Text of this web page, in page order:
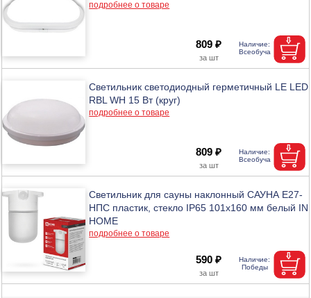
подробнее о товаре
809 ₽
Светильник светодиодный герметичный LE LED
RBL WH 15 Вт (круг)
подробнее о товаре
809 ₽
Светильник для сауны наклонный САУНА E27-
НПС пластик, стекло IP65 101x160 мм белый IN
HOME
подробнее о товаре
590 ₽